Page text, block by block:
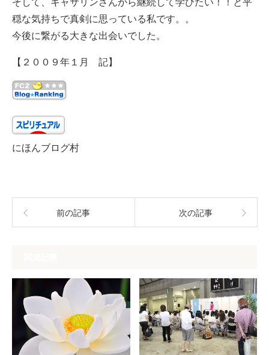
そして、キャサリンさんから継続して学びたい！！と平
穏な気持ちで真剣に思っている私です。。
今後に繋がる大きな出会いでした。
【２００９年１月 記】
にほんブログ村
前の記事 次の記事